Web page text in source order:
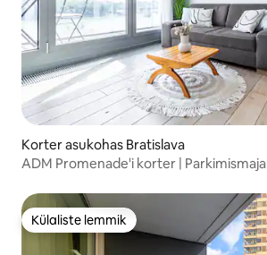
Korter asukohas Bratislava
ADM Promenade'i korter | Parkimismaja
Külaliste lemmik
Külaliste lemmik